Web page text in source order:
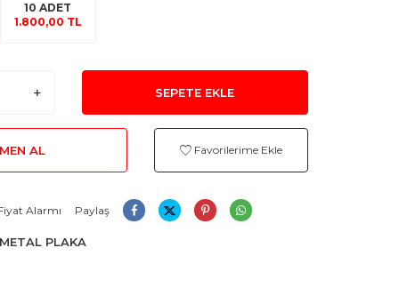
10 ADET
1.800,00 TL
SEPETE EKLE
AL Favorilerime Ekle
Alarmı Paylaş
PLAKA